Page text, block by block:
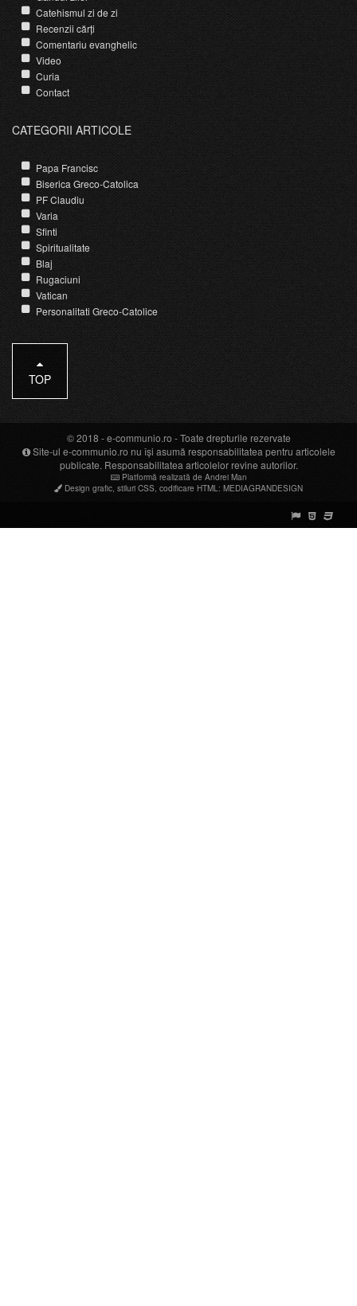
Catehismul zi de zi
Recenzii cărți
Comentariu evanghelic
Video
Curia
Contact
CATEGORII ARTICOLE
Papa Francisc
Biserica Greco-Catolica
PF Claudiu
Varia
Sfinti
Spiritualitate
Blaj
Rugaciuni
Vatican
Personalitati Greco-Catolice
TOP
© 2018 -e-communio.ro - Toate drepturile rezervate
Site-ul e-communio.ro nu își asumă responsabilitatea pentru articolele
publicate. Responsabilitatea articolelor revine autorilor.
Platformă realizată de Andrei Man
Design grafic stiluri CSS codificare HTML : MEDIAGRANDESIGN